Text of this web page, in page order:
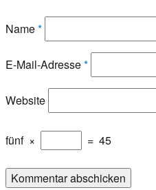
Name*
E-Mail-Adresse*
Website
fünf × = 45